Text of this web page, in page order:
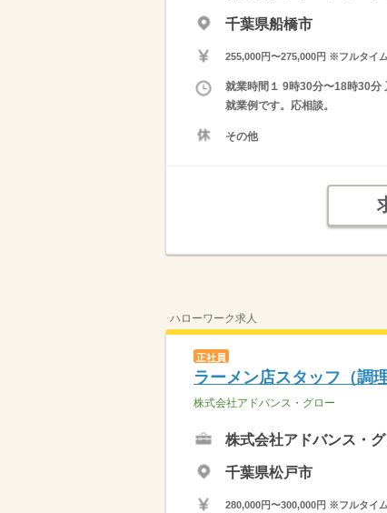
千葉県船橋市
255,000円〜275,000円 ※フルタイ
就業時間１ 9時30分〜18時30分
就業例です。応相談。
その他
ハローワーク求人
正社員
ラーメン店スタッフ（調
株式会社アドバンス・グロー
株式会社アドバンス・
千葉県松戸市
280,000円〜300,000円 ※フルタイ